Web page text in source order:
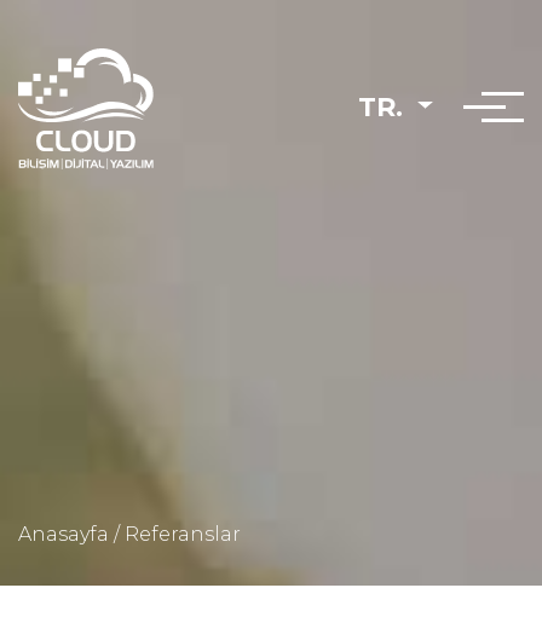
TR.
Anasayfa / Referanslar